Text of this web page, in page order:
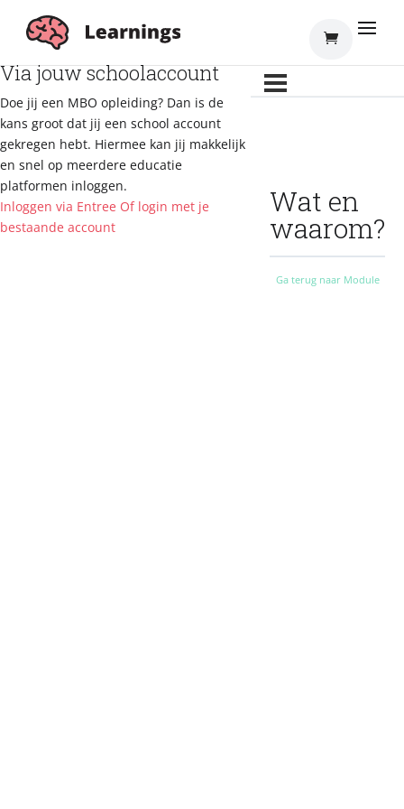
Inloggen
Via jouw schoolaccount
Doe jij een MBO opleiding? Dan is de
kans groot dat jij een school account
gekregen hebt. Hiermee kan jij makkelijk
en snel op meerdere educatie
platformen inloggen.
Inloggen via Entree Of login met je
bestaande account
Wat en
waarom?
Ga terug naar Module